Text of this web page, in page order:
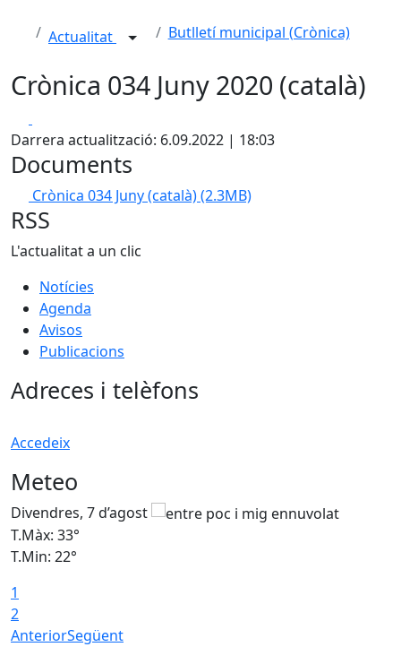
Actualitat Butlletí municipal (Crònica)
Crònica 034 Juny 2020 (català)
Darrera actualització: 6.09.2022 | 18:03
Documents
Crònica 034 Juny (català)(2.3MB)
RSS
L'actualitat a un clic
Notícies
Agenda
Avisos
Publicacions
Adreces i telèfons
Accedeix
Meteo
Divendres, 7 d’agost
T.Màx: 33°
T.Min: 22°
1
2
AnteriorSegüent